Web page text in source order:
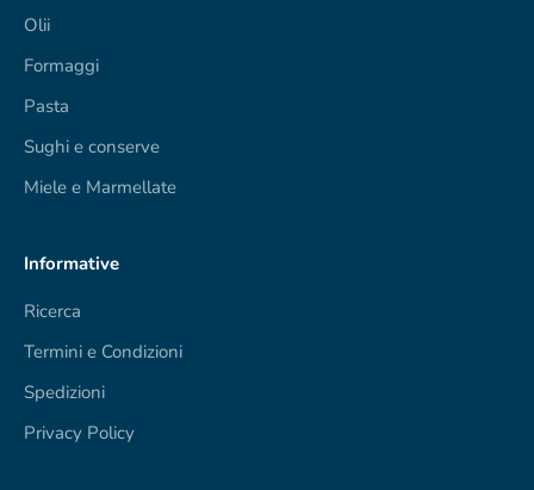
Olii
Formaggi
Pasta
Sughi e conserve
Miele e Marmellate
Informative
Ricerca
Termini e Condizioni
Spedizioni
Privacy Policy